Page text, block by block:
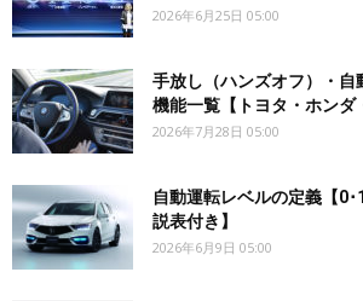
2026年6月25日 05:00
手放し（ハンズオフ）・自
機能一覧【トヨタ・ホンダ
2026年7月28日 05:00
自動運転レベルの定義【0
説表付き】
2026年6月9日 05:00